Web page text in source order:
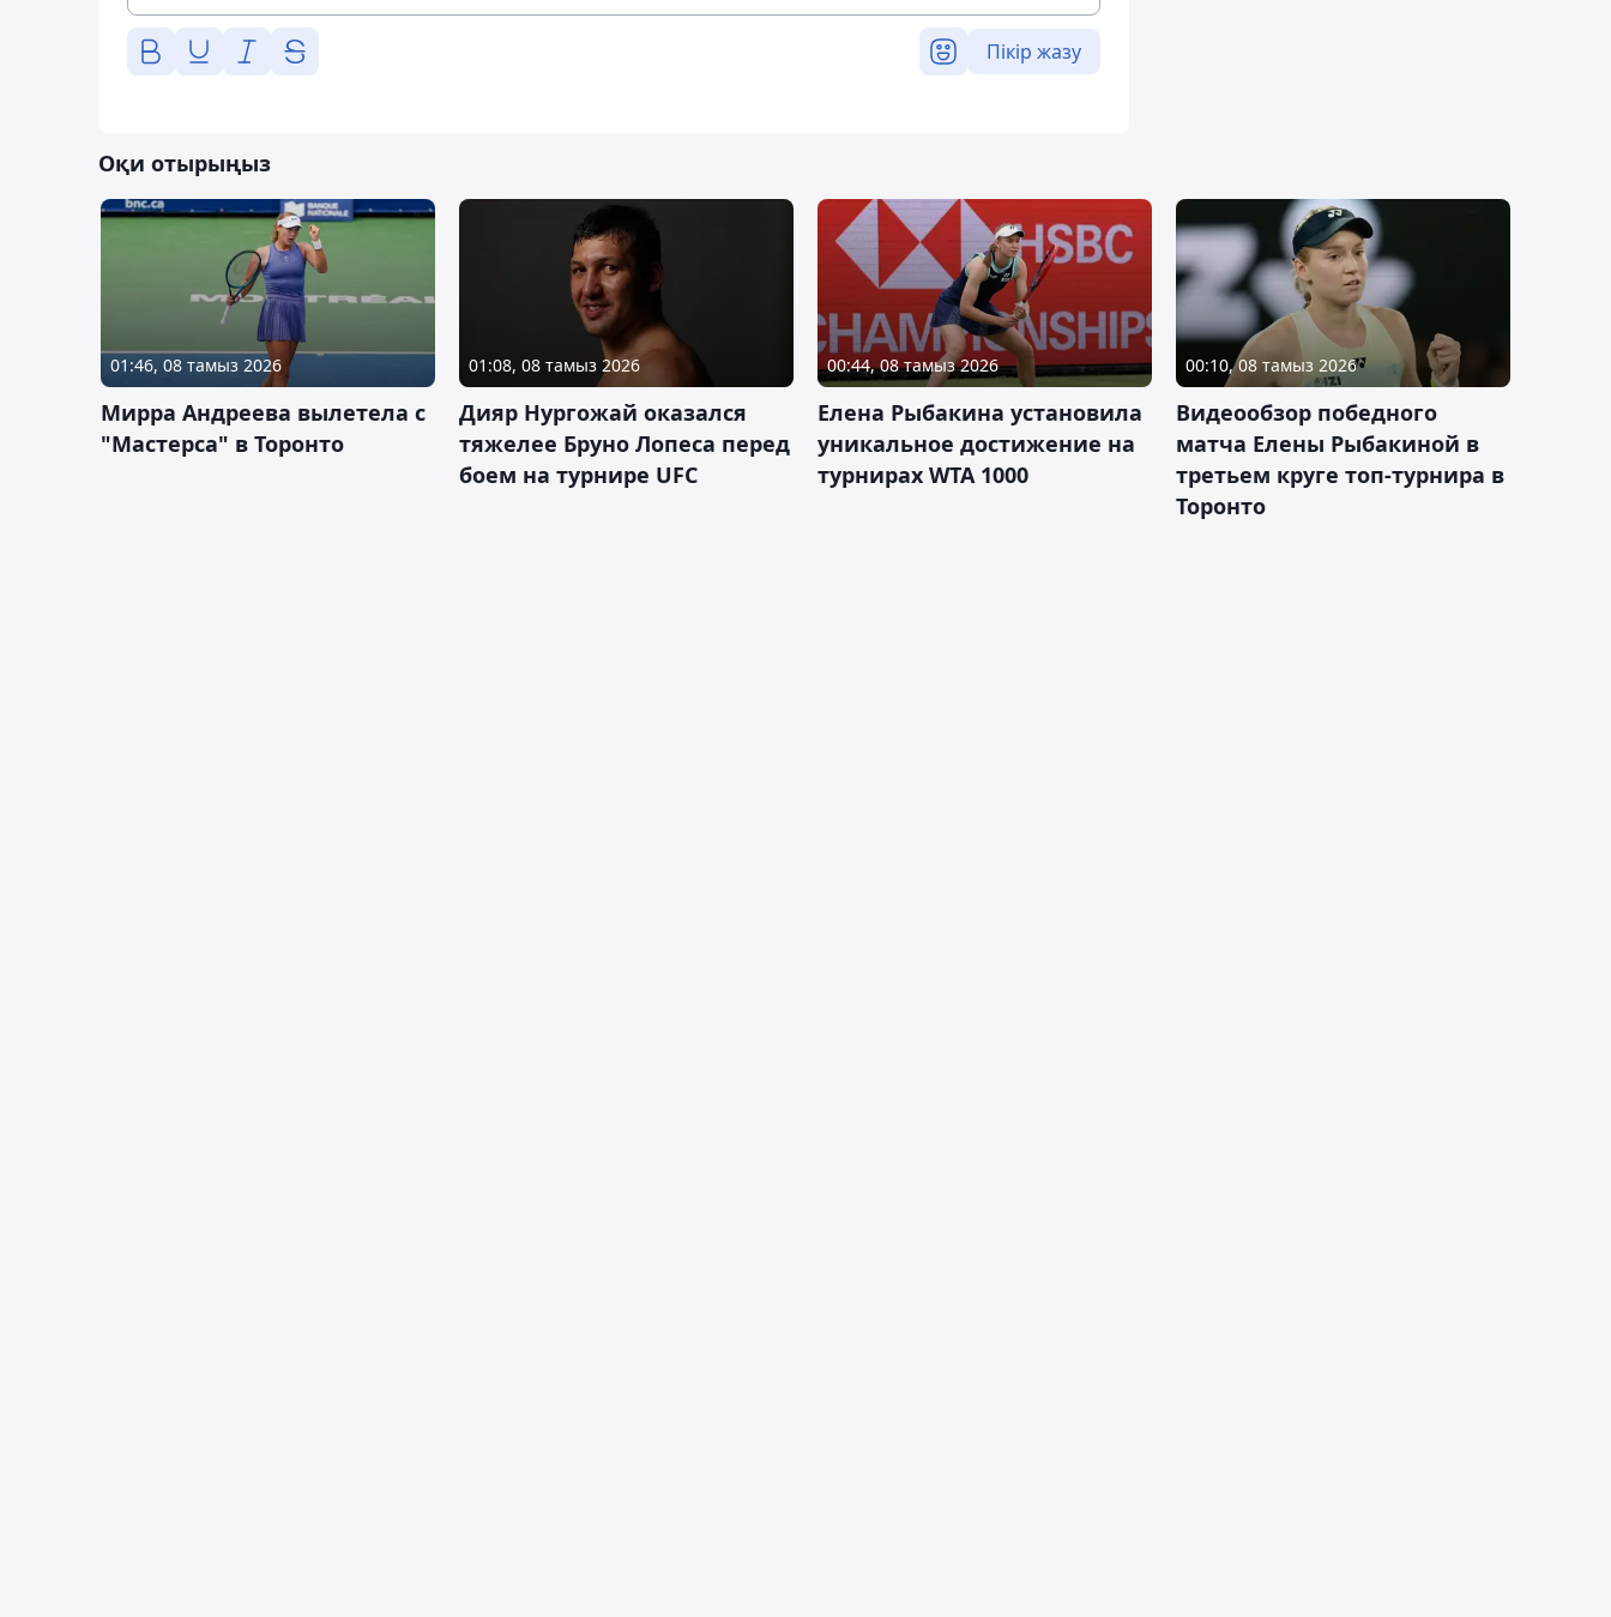
Пікір жазу
Оқи отырыңыз
01:46, 08 тамыз 2026
Мирра Андреева вылетела с
"Мастерса" в Торонто
01:08, 08 тамыз 2026
Дияр Нургожай оказался
тяжелее Бруно Лопеса перед
боем на турнире UFC
00:44, 08 тамыз 2026
Елена Рыбакина установила
уникальное достижение на
турнирах WTA 1000
00:10, 08 тамыз 2026
Видеообзор победного
матча Елены Рыбакиной в
третьем круге топ-турнира в
Торонто